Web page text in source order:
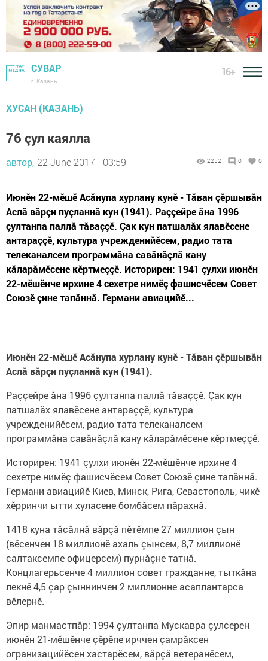
СУВАР
г. Казань
16+
ХУСАН (КАЗАНЬ)
76 çул каялла
автор, 22 June 2017 - 03:59 2252 0 0
Июнӗн 22-мӗшӗ Асăнупа хурлану кунӗ - Тăван çӗршывăн
Аслă вăрçи пуçланнă кун (1941). Раççейре ăна 1996
çултанпа паллă тăваççӗ. Çак кун патшалăх ялавӗсене
антараççӗ, культура учрежденийӗсем, радио тата
телеканалсем программăна савăнăçлă кану
кăларăмӗсене кӗртмеççӗ. Историрен: 1941 çулхи июнӗн
22-мӗшӗнче ирхине 4 сехетре нимӗç фашисчӗсем Совет
Союзӗ çине тапăннă. Германи авиацийӗ...
Июнӗн 22-мӗшӗ Асăнупа хурлану кунӗ - Тăван çӗршывăн
Аслă вăрçи пуçланнă кун (1941).
Раççейре ăна 1996 çултанпа паллă тăваççӗ. Çак кун
патшалăх ялавӗсене антараççӗ, культура
учрежденийӗсем, радио тата телеканалсем
программăна савăнăçлă кану кăларăмӗсене кӗртмеççӗ.
Историрен: 1941 çулхи июнӗн 22-мӗшӗнче ирхине 4
сехетре нимӗç фашисчӗсем Совет Союзӗ çине тапăннă.
Германи авиацийӗ Киев, Минск, Рига, Севастополь, чикӗ
хӗрринчи ытти хуласене бомбăсем пăрахнă.
1418 куна тăсăлнă вăрçă пӗтӗмпе 27 миллион çын
(вӗсенчен 18 миллионӗ ахаль çынсем, 8,7 миллионӗ
салтаксемпе офицерсем) пурнăçне татнă.
Концлагерьсенче 4 миллион совет гражданне, тыткăна
лекнӗ 4,5 çар çыннинчен 2 миллионне асаплантарса
вӗлернӗ.
Эпир манмастпăр: 1994 çултанпа Мускавра çулсерен
июнӗн 21-мӗшӗнче çӗрӗпе ирччен çамрăксен
огранизацийӗсен хастарӗсем, вăрçă ветеранӗсем,